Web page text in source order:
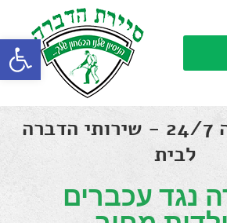
פתח
סיירת הדברה 24/7 - שירותי הדברה
לבית
נגד עכברים